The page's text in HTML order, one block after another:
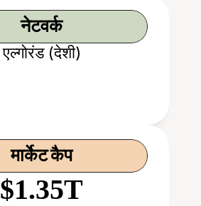
नेटवर्क
एल्गोरंड (देशी)
मार्केट कैप
$1.35T